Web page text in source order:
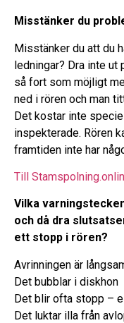
Misstänker du
Misstänker du att du
ledningar? Dra inte ut
så fort som möjligt
ned i rören och man
Det kostar inte
inspekterade. Rören
framtiden inte har
Till
Vilka
och då dra
ett stopp i rören?
Avrinningen är
Det bubblar i diskhon
Det blir ofta stopp –
Det luktar illa från